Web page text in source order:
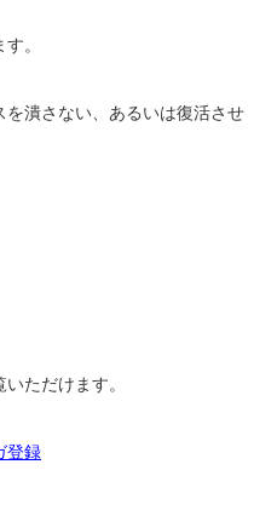
。
潰さない、あるいは復活させ
ただけます。
登録